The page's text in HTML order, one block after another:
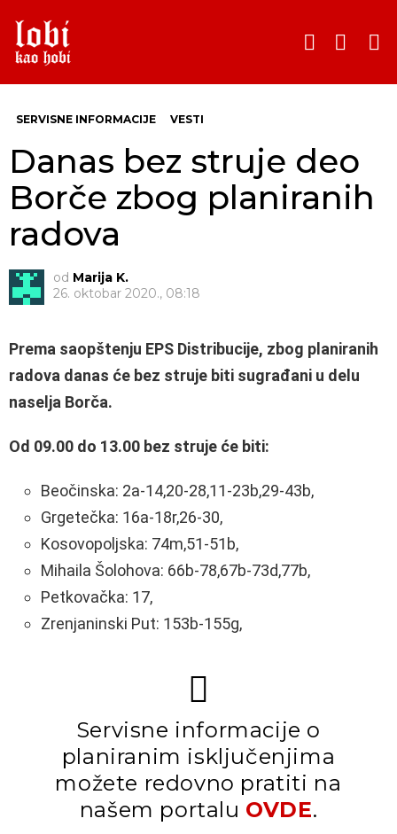
SWITCH
SKIN
SERVISNE INFORMACIJE VESTI
Danas bez struje deo
Borče zbog planiranih
radova
od Marija K.
26. oktobar 2020., 08:18
Prema saopštenju EPS Distribucije, zbog planiranih
radova danas će bez struje biti sugrađani u delu
naselja Borča.
Od 09.00 do 13.00 bez struje će biti:
Beočinska: 2a-14,20-28,11-23b,29-43b,
Grgetečka: 16a-18r,26-30,
Kosovopoljska: 74m,51-51b,
Mihaila Šolohova: 66b-78,67b-73d,77b,
Petkovačka: 17,
Zrenjaninski Put: 153b-155g,
Servisne informacije o
planiranim isključenjima
možete redovno pratiti na
našem portalu OVDE.